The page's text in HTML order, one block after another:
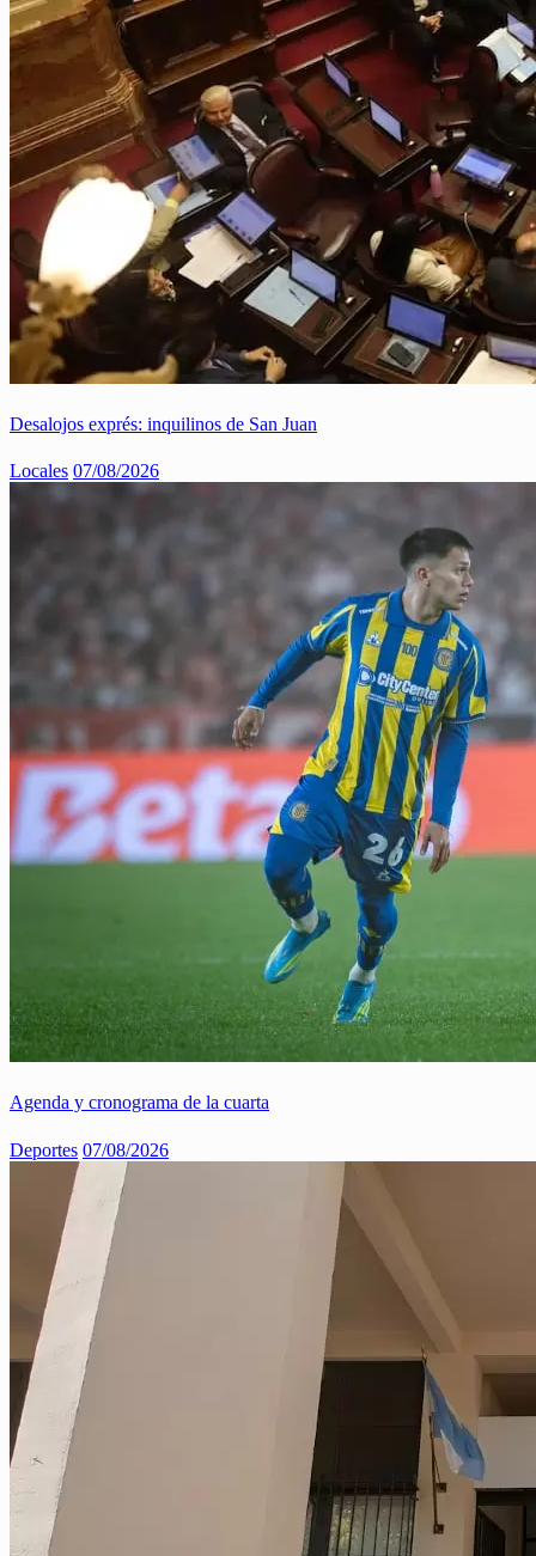
Desalojos exprés: inquilinos de San Juan
Locales 07/08/2026
Agenda y cronograma de la cuarta
Deportes 07/08/2026